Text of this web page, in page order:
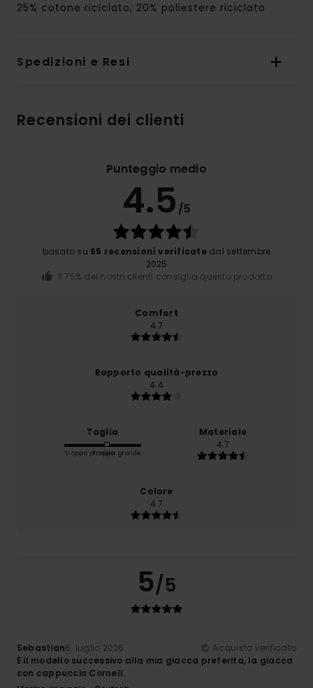
25% cotone riciclato, 20% poliestere riciclato
Spedizioni e Resi
Recensioni dei clienti
Punteggio medio
4.5 /5
basato su 65 recensioni verificatedal settembre
2025
Il 75% dei nostri clienti consiglia questo prodotto
Comfort
4.7
Rapporto qualità-prezzo
4.4
Taglia
Troppo piccoloTroppo grande
Materiale
4.7
Colore
4.7
5/5
Sebastian6. luglio 2026
Acquisto verificato
È il modello successivo alla mia giacca preferita, la giacca
con cappuccio Cornell.